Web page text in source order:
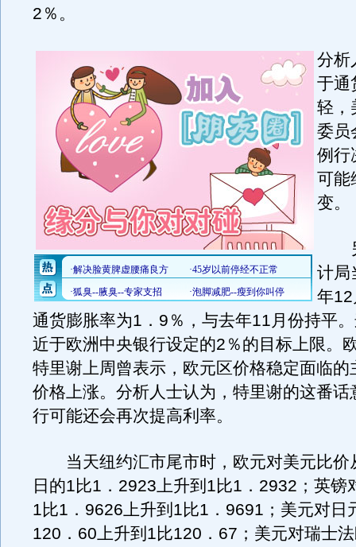
2％。
分析
于通
轻，
委员
例行
可能
变。
另
计局
年
通货膨胀率为1．9％，与去年11月份持平
近于欧洲中央银行设定的2％的目标上限。
特里谢上周曾表示，欧元区价格稳定面临的
价格上涨。分析人士认为，特里谢的这番话
行可能还会再次提高利率。
当天纽约汇市尾市时，欧元对美元比价
日的1比1．2923上升到1比1．2932；英镑
1比1．9626上升到1比1．9691；美元对日
120．60上升到1比120．67；美元对瑞士